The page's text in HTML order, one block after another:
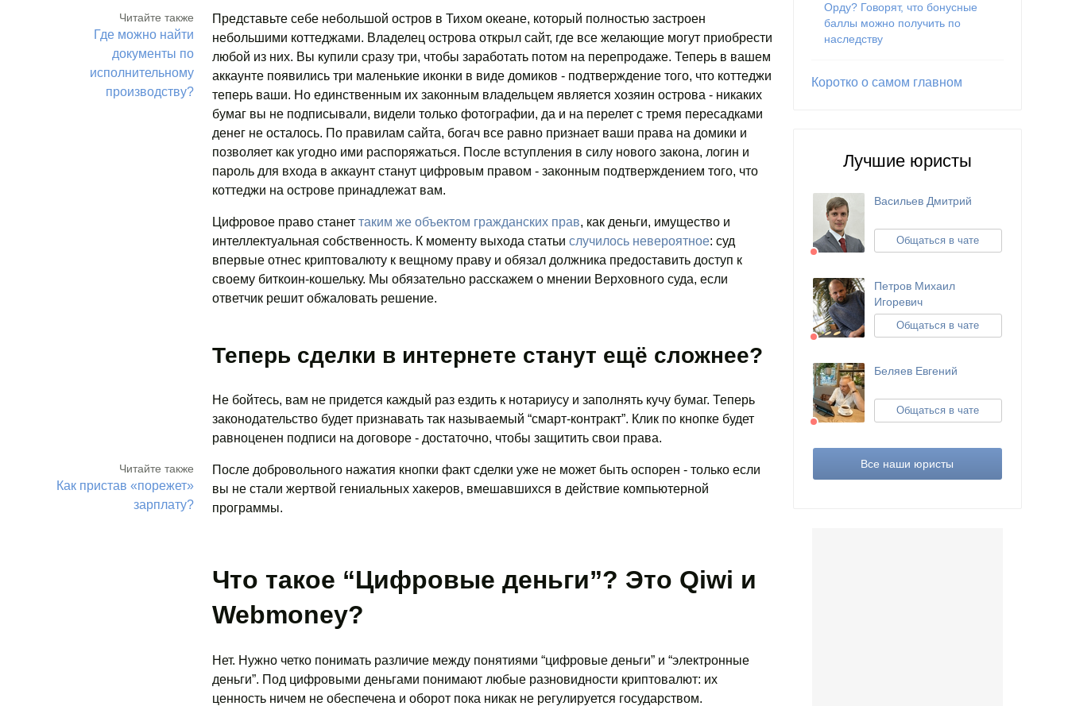
Представьте себе небольшой остров в Тихом океане, который полностью застроен
небольшими коттеджами. Владелец острова открыл сайт, где все желающие могут приобрести
любой из них. Вы купили сразу три, чтобы заработать потом на перепродаже. Теперь в вашем
аккаунте появились три маленькие иконки в виде домиков - подтверждение того, что коттеджи
теперь ваши. Но единственным их законным владельцем является хозяин острова - никаких
бумаг вы не подписывали, видели только фотографии, да и на перелет с тремя пересадками
денег не осталось. По правилам сайта, богач все равно признает ваши права на домики и
позволяет как угодно ими распоряжаться. После вступления в силу нового закона, логин и
пароль для входа в аккаунт станут цифровым правом - законным подтверждением того, что
коттеджи на острове принадлежат вам.
Читайте также
Где можно найти
документы по
исполнительному
производству?
Цифровое право станет таким же объектом гражданских прав, как деньги, имущество и
интеллектуальная собственность. К моменту выхода статьи случилось невероятное: суд
впервые отнес криптовалюту к вещному праву и обязал должника предоставить доступ к
своему биткоин-кошельку. Мы обязательно расскажем о мнении Верховного суда, если
ответчик решит обжаловать решение.
Теперь сделки в интернете станут ещё сложнее?
Не бойтесь, вам не придется каждый раз ездить к нотариусу и заполнять кучу бумаг. Теперь
законодательство будет признавать так называемый “смарт-контракт”. Клик по кнопке будет
равноценен подписи на договоре - достаточно, чтобы защитить свои права.
После добровольного нажатия кнопки факт сделки уже не может быть оспорен - только если
вы не стали жертвой гениальных хакеров, вмешавшихся в действие компьютерной
программы.
Читайте также
Как пристав «порежет»
зарплату?
Что такое “Цифровые деньги”? Это Qiwi и
Webmoney?
Нет. Нужно четко понимать различие между понятиями “цифровые деньги” и “электронные
деньги”. Под цифровыми деньгами понимают любые разновидности криптовалют: их
ценность ничем не обеспечена и оборот пока никак не регулируется государством.
Орду? Говорят, что бонусные
баллы можно получить по
наследству
Коротко о самом главном
Лучшие юристы
Васильев Дмитрий
Общаться в чате
Петров Михаил
Игоревич
Общаться в чате
Беляев Евгений
Общаться в чате
Все наши юристы